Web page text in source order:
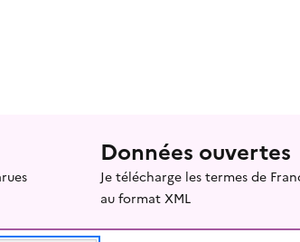
Données ouvertes
Je télécharge les termes de
au format XML